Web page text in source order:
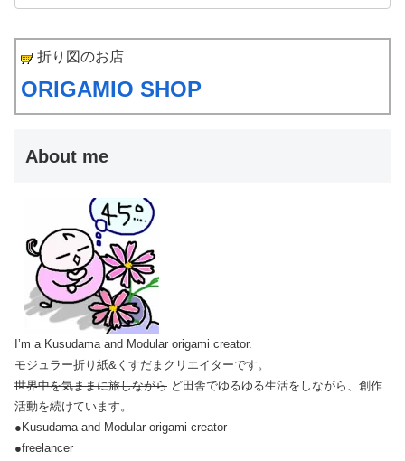
折り図のお店
ORIGAMIO SHOP
About me
I’m a Kusudama and Modular origami creator.
モジュラー折り紙&くすだまクリエイターです。
世界中を気ままに旅しながら ど田舎でゆるゆる生活をしながら、創作
活動を続けています。
●Kusudama and Modular origami creator
●freelancer